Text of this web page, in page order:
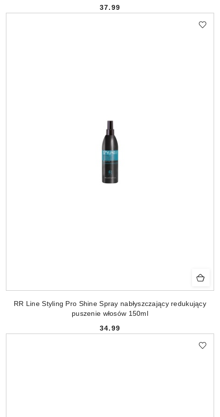
Cena:
37.99
RR Line Styling Pro Shine Spray nabłyszczający redukujący
puszenie włosów 150ml
Cena:
34.99